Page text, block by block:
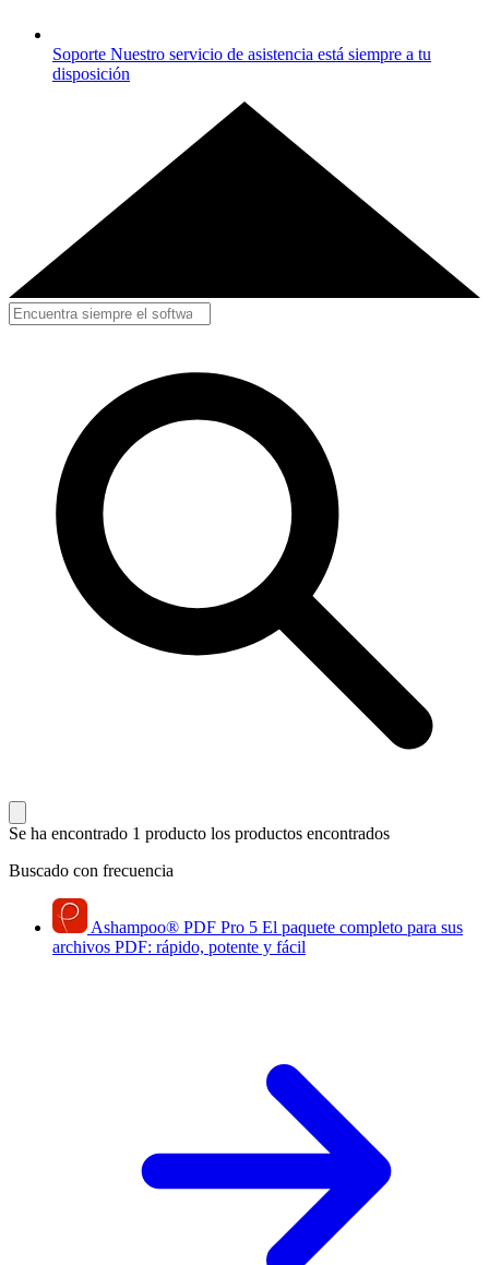
Soporte Nuestro servicio de asistencia está siempre a tu
disposición
Se ha encontrado 1 producto los productos encontrados
Buscado con frecuencia
Ashampoo® PDF Pro 5 El paquete completo para sus
archivos PDF: rápido, potente y fácil